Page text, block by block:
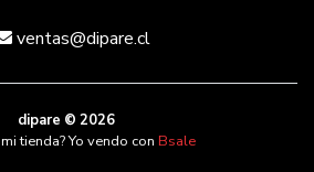
ventas@dipare.cl
dipare © 2026
tienda? Yo vendo con Bsale